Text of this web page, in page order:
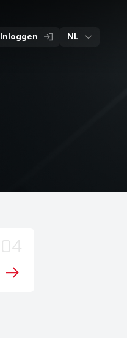
Inloggen NL
04